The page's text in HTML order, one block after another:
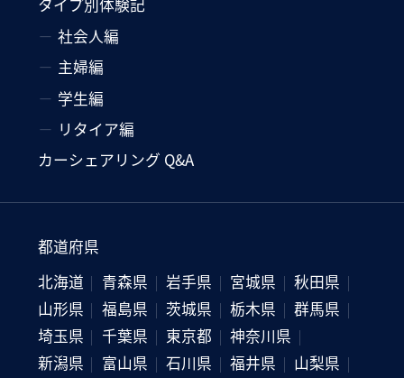
タイプ別体験記
社会人編
主婦編
学生編
リタイア編
カーシェアリング Q&A
都道府県
北海道
青森県 岩手県 宮城県
秋田県
山形県
福島県 茨城県 栃木県
群馬県
埼玉県
千葉県 東京都
神奈川県
新潟県
富山県 石川県 福井県 山梨県